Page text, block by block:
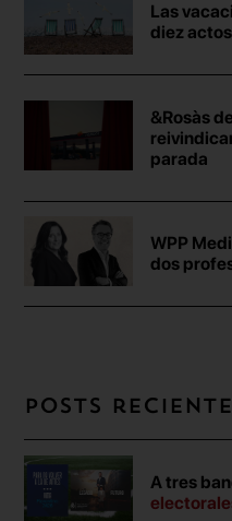
Las
diez actos
&Rosàs
parada
WPP
dos
Posts
A tres